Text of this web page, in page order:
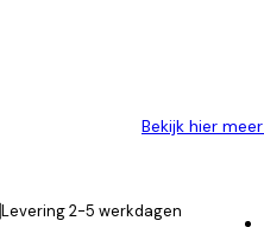
Bekijk hier
Levering 2-5 werkdagen